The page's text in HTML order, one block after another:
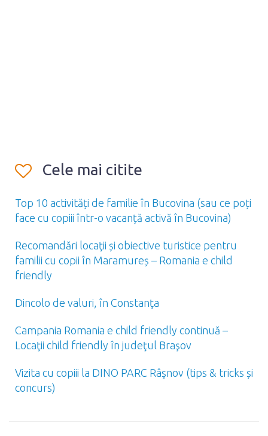
Cele mai citite
Top 10 activități de familie în Bucovina (sau ce poți
face cu copiii într-o vacanță activă în Bucovina)
Recomandări locaţii și obiective turistice pentru
familii cu copii în Maramureș – Romania e child
friendly
Dincolo de valuri, în Constanţa
Campania Romania e child friendly continuă –
Locaţii child friendly în judeţul Braşov
Vizita cu copiii la DINO PARC Râşnov (tips & tricks și
concurs)